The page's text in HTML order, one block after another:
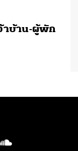
าบ้าน-ผู้พัก